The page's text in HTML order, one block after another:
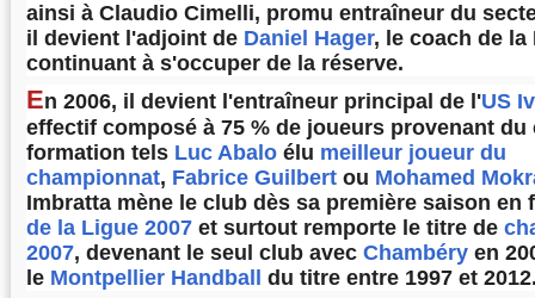
ainsi à Claudio Cimelli, promu entraîneur du
il devient l'adjoint de Daniel Hager, le coach de la
continuant à s'occuper de la réserve.
En 2006, il devient l'entraîneur principal de l'US
effectif composé à 75 % de joueurs provenant du
formation tels Luc Abalo élu meilleur joueur du
championnat, Fabrice Guilbert ou Mohamed
Imbratta mène le club dès sa première saison en
de la Ligue 2007 et surtout remporte le titre de
2007, devenant le seul club avec Chambéry en
le Montpellier Handball du titre entre 1997 et